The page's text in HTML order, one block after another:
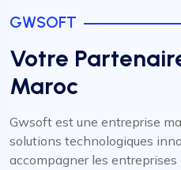
GWSOFT
Votre
Maroc
Gwsoft est une entreprise
solutions technologiques
accompagner les